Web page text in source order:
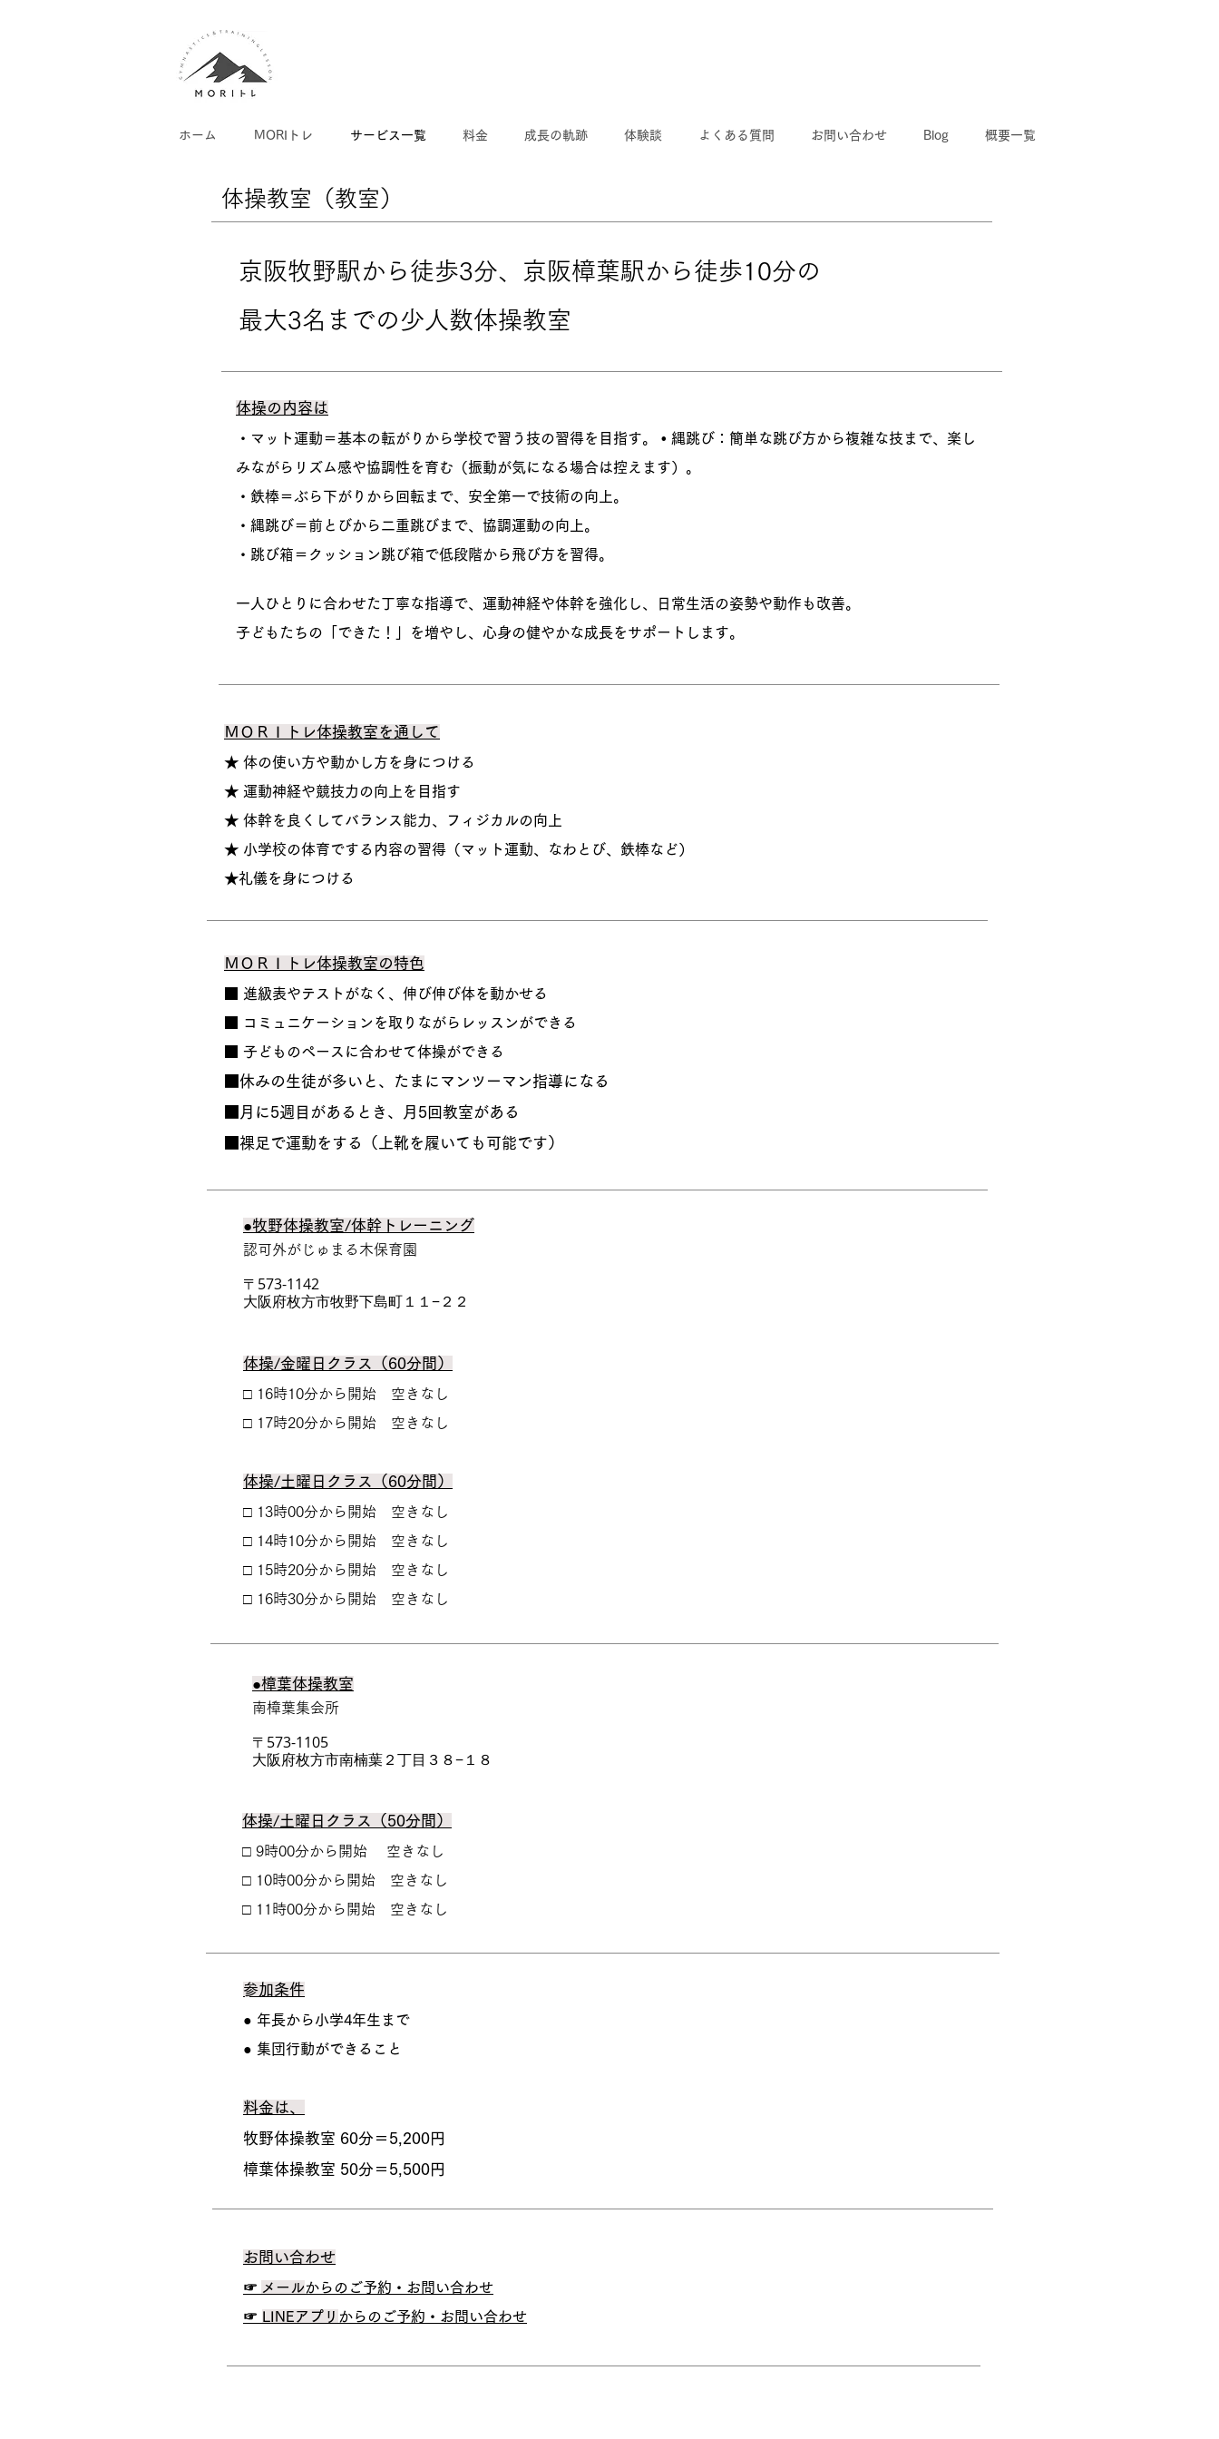
ホーム MORIトレ サービス一覧 料金 成長の軌跡 体験談 よくある質問 お問い合わせ Blog 概要一覧
​体操教室（教室）
京阪牧野駅から徒歩3分​、京阪樟葉駅から徒歩10分の
​最大3名までの少人数体操教室
体操の内容は
・マット運動＝基本の転がりから学校で習う技の習得を目指す。 • 縄跳び：簡単な跳び方から複雑な技まで、楽し
みながらリズム感や協調性を育む（振動が気になる場合は控えます）。
・鉄棒＝ぶら下がりから回転まで、安全第一で技術の向上。
・縄跳び＝前とびから二重跳びまで、協調運動の向上。
・跳び箱＝クッション跳び箱で低段階から飛び方を習得。
一人ひとりに合わせた丁寧な指導で、運動神経や体幹を強化し、日常生活の姿勢や動作も改善。
子どもたちの「できた！」を増やし、心身の健やかな成長をサポートします。​
ＭＯＲＩトレ体操教室を通して
★ 体の使い方や動かし方を身につける
​★ 運動神経や競技力の向上を目指す
★ 体幹を良くしてバランス能力、フィジカルの向上
★ 小学校の体育でする内容の習得（マット運動、なわとび、鉄棒など）​
★​礼儀を身につける
ＭＯＲＩトレ体操教室の特色
■ 進級表やテストがなく、伸び伸び体を動かせる
■ コミュニケーションを取りながらレッスンができる
​■ 子どものペースに合わせて体操ができる
​■休みの生徒が多いと、たまにマンツーマン指導になる
​■月に5週目があるとき、月5回教室がある
​​■裸足で運動をする（上靴を履いても可能です）
●牧野体操教室/体幹トレーニング
認可外がじゅまる木保育園
〒573-1142
大阪府枚方市牧野下島町１１−２２
体操/金曜日クラス（60分間）
□ 16時10分から開始 空きなし
​□ 17時20分から開始 空きなし
体操/土曜日クラス（60分間）
□ 13時00分から開始 空きなし
□ 14時10分から開始 空きなし
​□ 15時20分から開始 空きなし
​□ 16時30分から開始 空きなし
●樟葉体操教室
南樟葉集会所
〒573-1105
大阪府枚方市南楠葉２丁目３８−１８
体操/土曜日クラス（50分間）
□ 9時00分から開始 空きなし
□ 10時00分から開始 空きなし
​□ 11時00分から開始 空きなし
​参加条件
● 年長から小学4年生まで
​● 集団行動ができること
料金は、
牧野体操教室 60分＝5,200円
​樟葉体操教室 50分＝5,500円
​お問い合わせ
​☞ メールからの ご予約・お問い合わせ
☞ LINEアプリ からのご予約・お問い合わせ